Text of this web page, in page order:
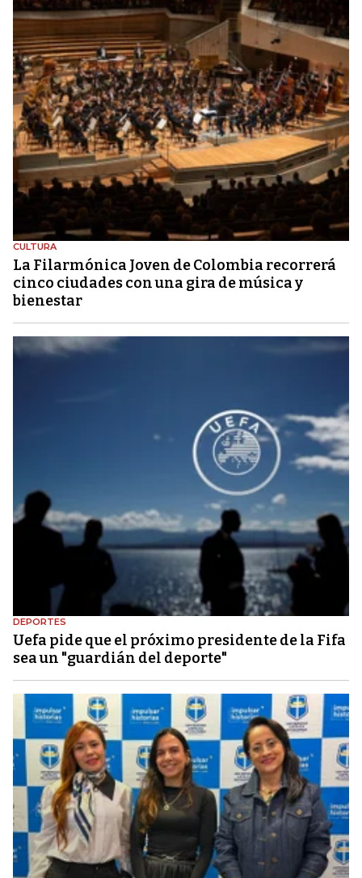
CULTURA
La Filarmónica Joven de Colombia recorrerá
cinco ciudades con una gira de música y
bienestar
DEPORTES
Uefa pide que el próximo presidente de la Fifa
sea un "guardián del deporte"